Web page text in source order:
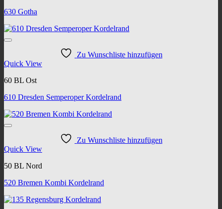
630 Gotha
Zu Wunschliste hinzufügen
Quick View
60 BL Ost
610 Dresden Semperoper Kordelrand
Zu Wunschliste hinzufügen
Quick View
50 BL Nord
520 Bremen Kombi Kordelrand